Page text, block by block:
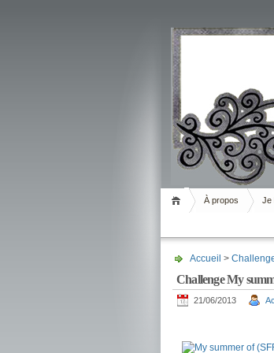
Livrement
À propos Je
Accueil >
Challenge My
21/06/2013